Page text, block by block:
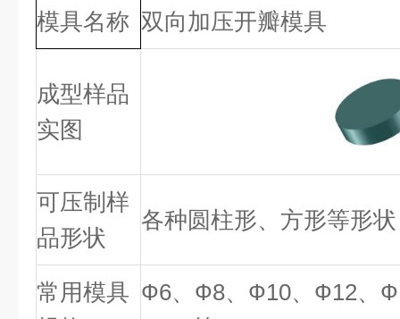
模具名称 双向加压开瓣模具
成型样品
实图
可压制样
品形状
各种圆柱形、方形等形
常用模具 Ф6、Ф8、Ф10、Ф12、